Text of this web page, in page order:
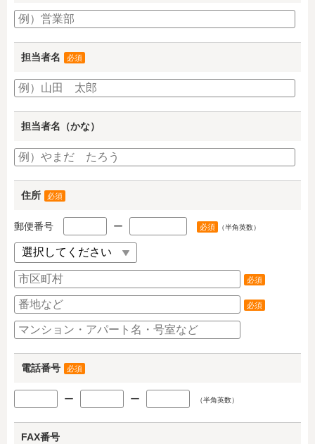
担当者名 必須
担当者名（かな）
住所 必須
郵便番号 ー 必須 （半角英数）
必須
必須
電話番号 必須
ー ー （半角英数）
FAX番号